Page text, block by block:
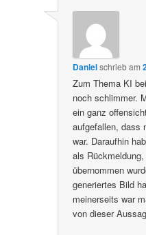
Danielschriebam
Zum Thema KI
noch schlimmer.
ein ganz
aufgefallen, dass
war. Daraufhin
als
übernommen
generiertes Bild
meinerseits war
von dieser